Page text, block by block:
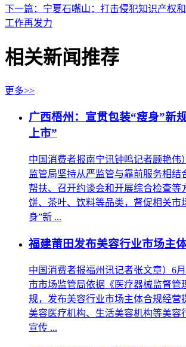
下一篇：宁夏石嘴山：打击侵犯知识产权
工作再发力
相关新闻推荐
更多>>
广西梧州：宣贯包装“瘦身”新
上市”
中国消费者报南宁讯钟鸣记者顾艳伟
监管局坚持从严监管与靠前服务相结
帮扶、召开约谈会和开展综合检查等
饼、茶叶、饮料等品类，督促相关市
身”新 ...
福建莆田发布美容行业市场主
中国消费者报福州讯记者张文章）6
市市场监管局依据《医疗器械监督管
规，发布美容行业市场主体合规经营
美容医疗机构、生活美容机构等美容
宣传 ...